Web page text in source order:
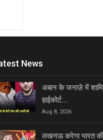
News
अबान के जनाज़े में
हाईकोर्ट…
Aug 8, 2026
लखनऊ करेगा भारत की